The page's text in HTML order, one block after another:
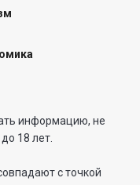
информацию, не
18 лет.
с точкой